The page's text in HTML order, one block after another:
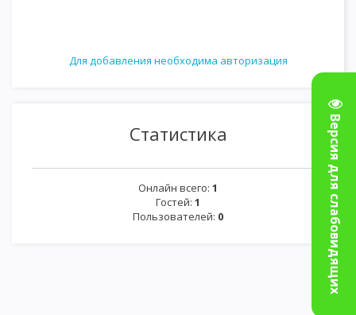
Версия для слабовидящих
Для добавления необходима авторизация
Статистика
Онлайн всего: 1
Гостей: 1
Пользователей: 0